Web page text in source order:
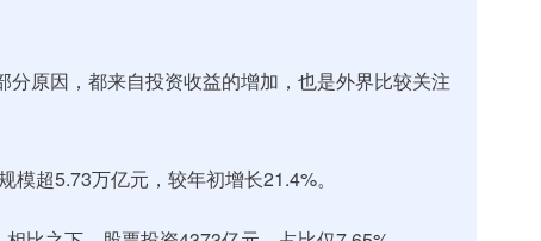
原因，都来自投资收益的增加，也是外界比较关注
超5.73万亿元，较年初增长21.4%。